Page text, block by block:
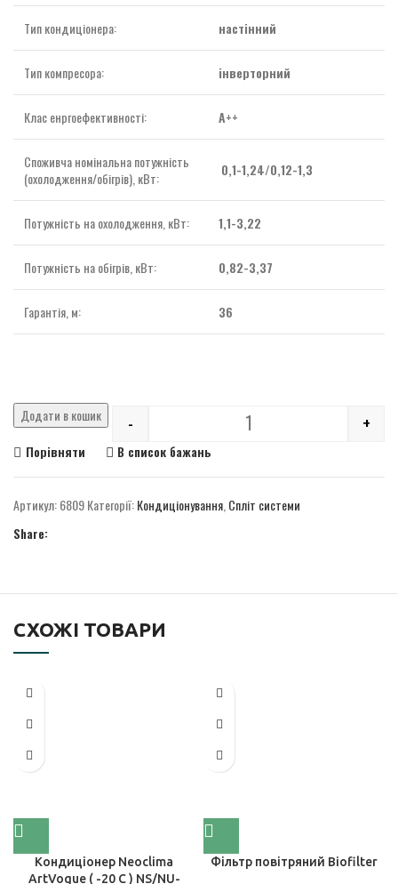
Тип кондиціонера: настінний
Тип компресора: інверторний
Клас енргоефективності: А++
Споживча номінальна потужність
(охолодження/обігрів), кВт:
0,1-1,24/0,12-1,3
Потужність на охолодження, кВт: 1,1-3,22
Потужність на обігрів, кВт: 0,82-3,37
Гарантія, м: 36
Quantity
- +
Додати в кошик
Порівняти
В список бажань
Артикул:6809Категорії:Кондиціонування Спліт системи
Share:
СХОЖІ ТОВАРИ
Кондиціонер Neoclima
ArtVogue ( -20 C ) NS/NU-
Фільтр повітряний Biofilter